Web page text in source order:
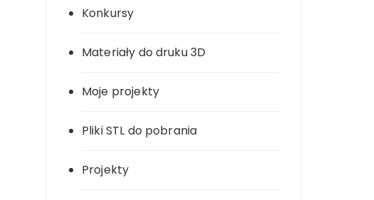
Konkursy
Materiały do druku 3D
Moje projekty
Pliki STL do pobrania
Projekty